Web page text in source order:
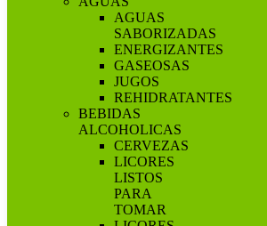
AGUAS
SABORIZADAS
ENERGIZANTES
GASEOSAS
JUGOS
REHIDRATANTES
BEBIDAS
ALCOHOLICAS
CERVEZAS
LICORES
LISTOS
PARA
TOMAR